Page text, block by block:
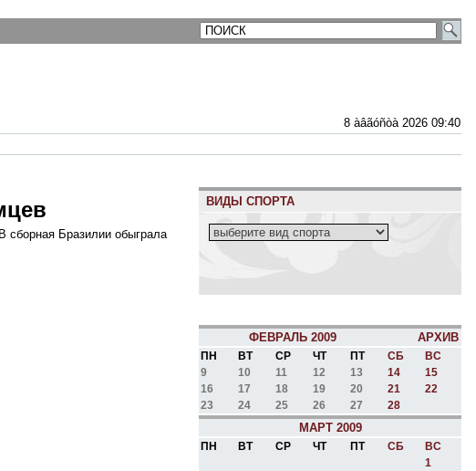
8 àâãóñòà 2026 09:40
сборная Бразилии обыграла
ВИДЫ СПОРТА
ФЕВРАЛЬ 2009 АРХИВ
ПН ВТ СР ЧТ ПТ СБ
ВС
9
10 11 12 13 14
15
16
17 18 19 20 21
22
23
24 25 26 27 28
МАРТ 2009
ПН ВТ СР ЧТ ПТ СБ
ВС
1